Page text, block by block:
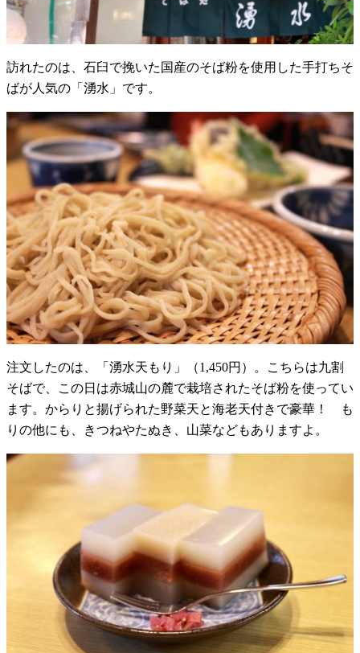
訪れたのは、石臼で挽いた国産のそば粉を使用した手打ちそ
ばが人気の「湧水」です。
注文したのは、「湧水天もり」（1,450円）。こちらは九割
そばで、この日は赤城山の麓で栽培されたそば粉を使ってい
ます。からりと揚げられた野菜天と海老天付きで豪華！ も
りの他にも、きつねやたぬき、山菜などもありますよ。